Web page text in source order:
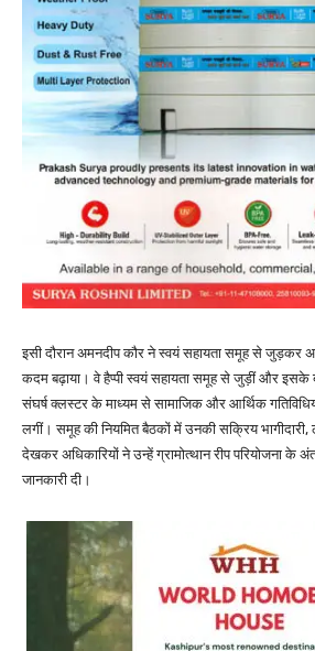
इसी दौरान अमनदीप कौर ने स्वयं सहायता समूह से जुड़कर
कदम बढ़ाया। वे हैप्पी स्वयं सहायता समूह से जुड़ीं और इसके
संघर्ष क्लस्टर के माध्यम से सामाजिक और आर्थिक
लगीं। समूह की नियमित बैठकों में उनकी सक्रिय
देखकर अधिकारियों ने उन्हें ग्रामोत्थान रीप परियोजना के
जानकारी दी।